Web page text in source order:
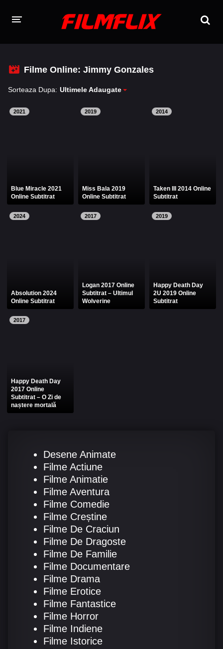
CERE UN FILM
FILME ONLINE 2026 - 2010
Filme Online 2026 Filme Online 2025
Filme Online 2019 Filme Online 2017
Filme Online 2016 Filme Online 2015
DMCA
SERIALE ONLINE
Filme Online: Jimmy Gonzales
Sorteaza Dupa: Ultimele Adaugate
2021
Blue Miracle 2021
Online Subtitrat
2019
Miss Bala 2019
Online Subtitrat
2014
Taken III 2014 Online
Subtitrat
2024
Absolution 2024
Online Subtitrat
2017
Logan 2017 Online
Subtitrat – Ultimul
Wolverine
2019
Happy Death Day
2U 2019 Online
Subtitrat
2017
Happy Death Day
2017 Online
Subtitrat – O Zi de
naștere mortală
Desene Animate
Filme Actiune
Filme Animatie
Filme Aventura
Filme Comedie
Filme Creștine
Filme De Craciun
Filme De Dragoste
Filme De Familie
Filme Documentare
Filme Drama
Filme Erotice
Filme Fantastice
Filme Horror
Filme Indiene
Filme Istorice